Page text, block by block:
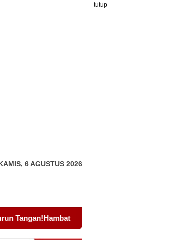
tutup
6 AGUSTUS 2026
Rp15 Miliar di Sei Beduk, Ini Permintaan